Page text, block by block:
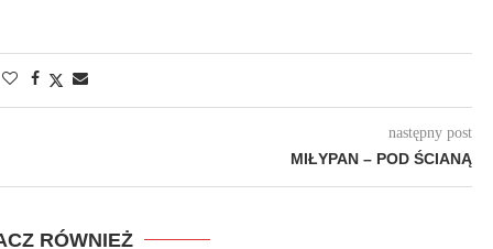
następny post
MIŁYPAN – POD ŚCIANĄ
RÓWNIEŻ